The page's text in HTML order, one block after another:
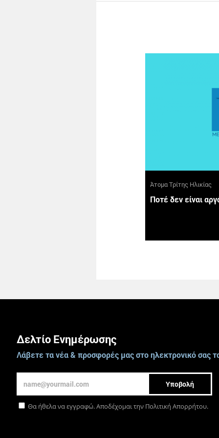
Άτομα Τρίτης Ηλικίας
Ποτέ δεν είναι
Δελτίο Ενημέρωσης
Λάβετε τα νέα & προσφορές μας στο ηλεκτρονικό σας
Υποβολή
Θα ήθελα να εγγραφώ. Αποδέχομαι την Πολιτική Απορρήτου.